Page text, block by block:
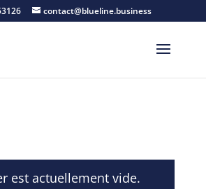
contact@blueline.business
est actuellement vide.